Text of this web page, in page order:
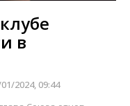
в
2024, 09:44